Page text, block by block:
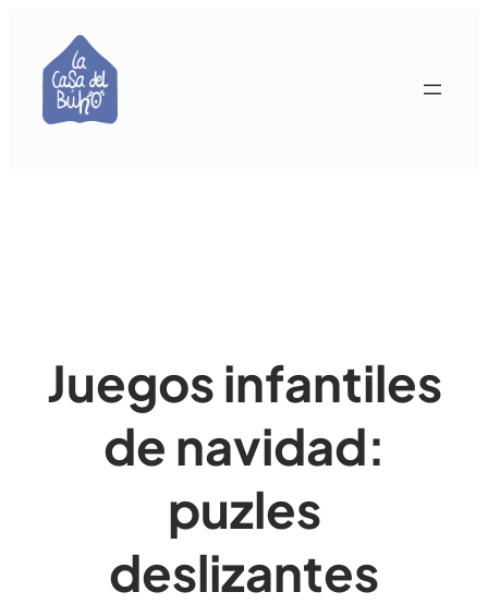
contenido
Juegos infantiles
de navidad:
puzles
deslizantes